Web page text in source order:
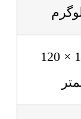
240 × 120 × 120